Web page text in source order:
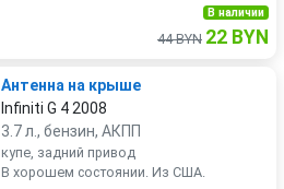
В наличии
44 BYN 22 BYN
Антенна на крыше
Infiniti G 4 2008
3.7 л., бензин, АКПП
купе, задний привод
В хорошем состоянии. Из США.